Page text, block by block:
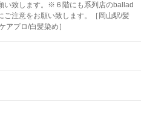
い致します。※６階にも系列店のballad
ご注意をお願い致します。［岡山駅/髪
アプロ/白髪染め］